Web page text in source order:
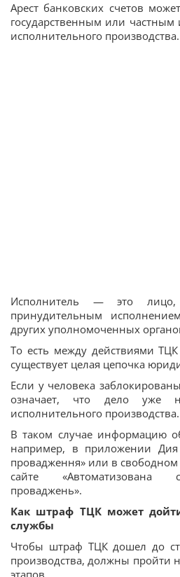
Арест банковских счетов
государственным или частным
исполнительного производства.
Исполнитель — это лицо,
принудительным
других уполномоченных
То есть между действиями
существует целая цепочка
Если у человека
означает, что дело уже
исполнительного производства.
В таком случае информацию
например, в приложении Дия
провадження» или в свободном
сайте «Автоматизована
проваджень».
Как штраф ТЦК может
службы
Чтобы штраф ТЦК дошел до
производства, должны пройти